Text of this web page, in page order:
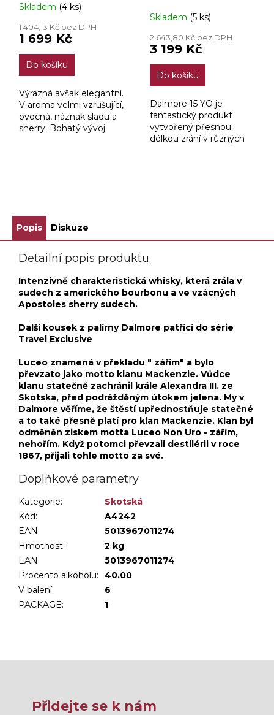
Průměrné
produktu
je
4,0
5
hvězdiček.
Skladem (4 ks)
1 404,13 Kč bez DPH
1 699 Kč
Do košíku
Výrazná avšak elegantní.
V aroma velmi vzrušující,
ovocná, náznak sladu a
sherry. Bohatý vývoj
Skladem (5 ks)
2 643,80 Kč bez DPH
3 199 Kč
Do košíku
Dalmore 15 YO je
fantastický produkt
vytvořený přesnou
délkou zrání v různých
Popis Diskuze
Detailní popis produktu
Intenzivně charakteristická whisky, která zrála v
sudech z amerického bourbonu a ve vzácných
Apostoles sherry sudech.
Další kousek z palírny Dalmore patřící do série
Travel Exclusive
Luceo znamená v překladu " zářím" a bylo
převzato jako motto klanu Mackenzie. Vůdce
klanu statečně zachránil krále Alexandra III. ze
Skotska, před podrážděným útokem jelena. My v
Dalmore věříme, že štěstí upřednostňuje statečné
a to také přesně platí pro klan Mackenzie. Klan byl
odměněn ziskem motta Luceo Non Uro - zářím,
nehořím. Když potomci převzali destilérii v roce
1867, přijali tohle motto za své.
Doplňkové parametry
Kategorie:
Skotská
Kód:
A4242
EAN:
5013967011274
Hmotnost:
2 kg
EAN:
5013967011274
Procento alkoholu:
40.00
V balení:
6
PACKAGE: 1
Přidejte se k nám